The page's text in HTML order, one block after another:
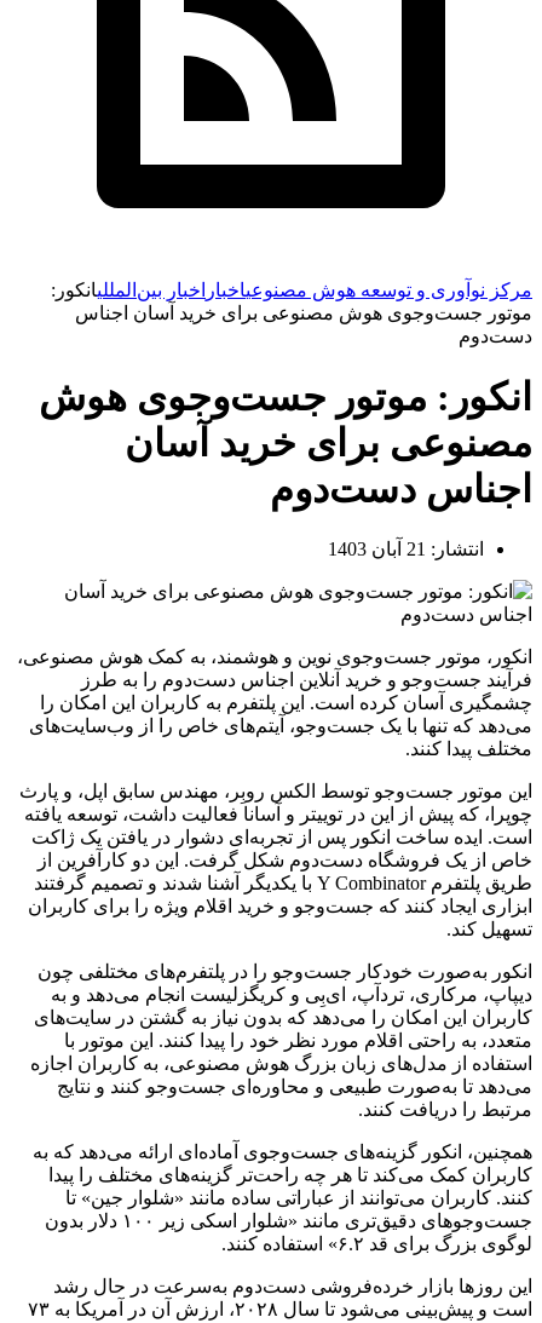
مرکز نوآوری و توسعه هوش مصنوعیاخبار اخبار بین‌المللیانکور:
موتور جست‌وجوی هوش مصنوعی برای خرید آسان اجناس
دست‌دوم
انکور: موتور جست‌وجوی هوش
مصنوعی برای خرید آسان
اجناس دست‌دوم
انتشار: 21 آبان 1403
انکور، موتور جست‌وجوی نوین و هوشمند، به کمک هوش مصنوعی،
فرآیند جست‌وجو و خرید آنلاین اجناس دست‌دوم را به طرز
چشمگیری آسان کرده است. این پلتفرم به کاربران این امکان را
می‌دهد که تنها با یک جست‌وجو، آیتم‌های خاص را از وب‌سایت‌های
مختلف پیدا کنند.
این موتور جست‌وجو توسط الکس روبِر، مهندس سابق اپل، و پارث
چوپرا، که پیش از این در توییتر و آسانا فعالیت داشت، توسعه یافته
است. ایده ساخت انکور پس از تجربه‌ای دشوار در یافتن یک ژاکت
خاص از یک فروشگاه دست‌دوم شکل گرفت. این دو کارآفرین از
طریق پلتفرم Y Combinator با یکدیگر آشنا شدند و تصمیم گرفتند
ابزاری ایجاد کنند که جست‌وجو و خرید اقلام ویژه را برای کاربران
تسهیل کند.
انکور به‌صورت خودکار جست‌وجو را در پلتفرم‌های مختلفی چون
دیپاپ، مرکاری، تردآپ، ای‌بِی و کریگزلیست انجام می‌دهد و به
کاربران این امکان را می‌دهد که بدون نیاز به گشتن در سایت‌های
متعدد، به راحتی اقلام مورد نظر خود را پیدا کنند. این موتور با
استفاده از مدل‌های زبان بزرگ هوش مصنوعی، به کاربران اجازه
می‌دهد تا به‌صورت طبیعی و محاوره‌ای جست‌وجو کنند و نتایج
مرتبط را دریافت کنند.
همچنین، انکور گزینه‌های جست‌وجوی آماده‌ای ارائه می‌دهد که به
کاربران کمک می‌کند تا هر چه راحت‌تر گزینه‌های مختلف را پیدا
کنند. کاربران می‌توانند از عباراتی ساده مانند «شلوار جین» تا
جست‌وجوهای دقیق‌تری مانند «شلوار اسکی زیر ۱۰۰ دلار بدون
لوگوی بزرگ برای قد ۶.۲» استفاده کنند.
این روزها بازار خرده‌فروشی دست‌دوم به‌سرعت در حال رشد
است و پیش‌بینی می‌شود تا سال ۲۰۲۸، ارزش آن در آمریکا به ۷۳